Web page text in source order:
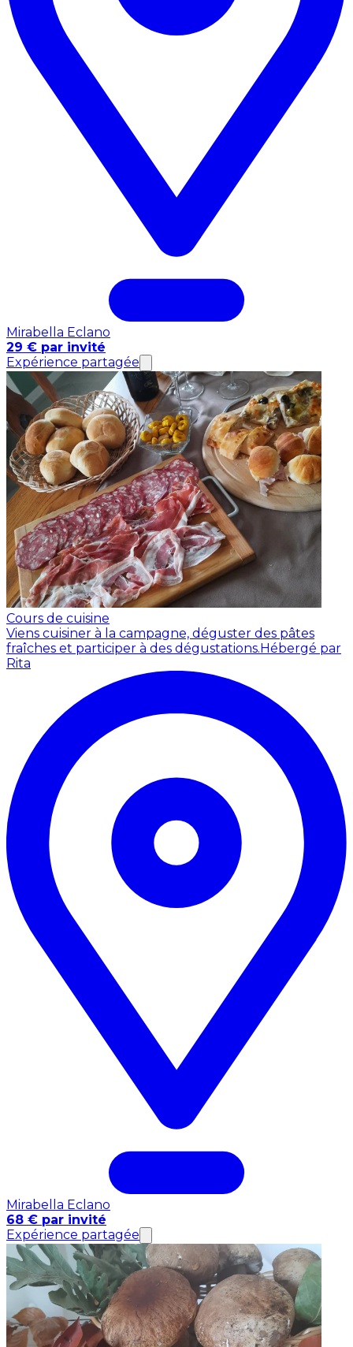
Mirabella Eclano
29 € par invité
Expérience partagée
Cours de cuisine
Viens cuisiner à la campagne, déguster des pâtes
fraîches et participer à des dégustations. Hébergé par
Rita
Mirabella Eclano
68 € par invité
Expérience partagée